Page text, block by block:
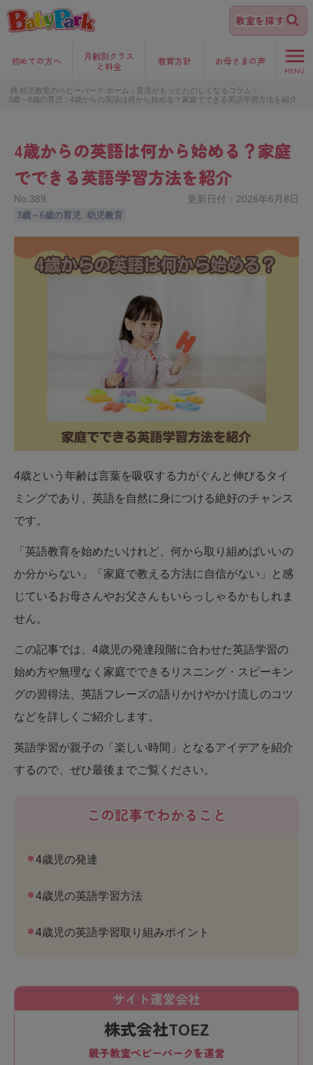
教室を探す
初めての方へ
月齢別クラス
と料金
教育方針 お母さまの声
MENU
幼児教室のベビーパーク ホーム
育児がもっとたのしくなるコラム
3歳～6歳の育児
4歳からの英語は何から始める？家庭でできる英語学習方法を紹介
4歳からの英語は何から始める？家庭
でできる英語学習方法を紹介
No. 389 更新日付： 2026年6月8日
3歳～6歳の育児 幼児教育
4歳という年齢は言葉を吸収する力がぐんと伸びるタイ
ミングであり、英語を自然に身につける絶好のチャンス
です。
「英語教育を始めたいけれど、何から取り組めばいいの
か分からない」「家庭で教える方法に自信がない」と感
じているお母さんやお父さんもいらっしゃるかもしれま
せん。
この記事では、4歳児の発達段階に合わせた英語学習の
始め方や無理なく家庭でできるリスニング・スピーキン
グの習得法、英語フレーズの語りかけやかけ流しのコツ
などを詳しくご紹介します。
英語学習が親子の「楽しい時間」となるアイデアを紹介
するので、ぜひ最後までご覧ください。
この記事でわかること
4歳児の発達
4歳児の英語学習方法
4歳児の英語学習取り組みポイント
サイト運営会社
株式会社TOEZ
親子教室ベビーパークを運営